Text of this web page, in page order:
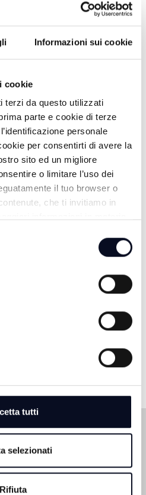
Informazioni sui cookie
cookie
terzi da questo utilizzati
parte e cookie di terze
personale
per consentirti di avere la
sito ed un migliore
o limitare l’uso dei
il tuo browser o
che ti invitiamo in
tutti
selezionati
Rifiuta
NEWS
13:30
MIA
SPORT
17:00
A FACCIA